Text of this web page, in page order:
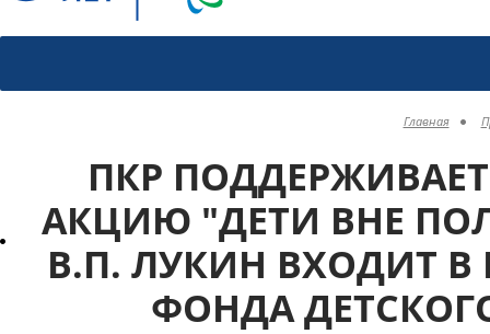
Главная
ПКР
АКЦИЮ "ДЕТИ ВНЕ
В.П. ЛУКИН ВХОДИТ
ФОНДА